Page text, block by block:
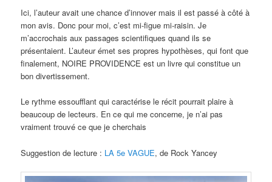
Ici, l’auteur avait une chance d’innover mais il est passé à côté à
mon avis. Donc pour moi, c’est mi-figue mi-raisin. Je
m’accrochais aux passages scientifiques quand ils se
présentaient. L’auteur émet ses propres hypothèses, qui font que
finalement, NOIRE PROVIDENCE est un livre qui constitue un
bon divertissement.
Le rythme essoufflant qui caractérise le récit pourrait plaire à
beaucoup de lecteurs. En ce qui me concerne, je n’ai pas
vraiment trouvé ce que je cherchais
Suggestion de lecture : LA 5e VAGUE, de Rock Yancey